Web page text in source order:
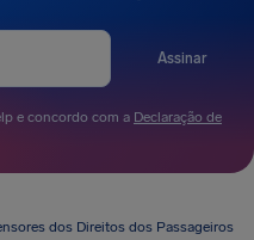
Assinar
e concordo com a Declaração de
dos Direitos dos Passageiros